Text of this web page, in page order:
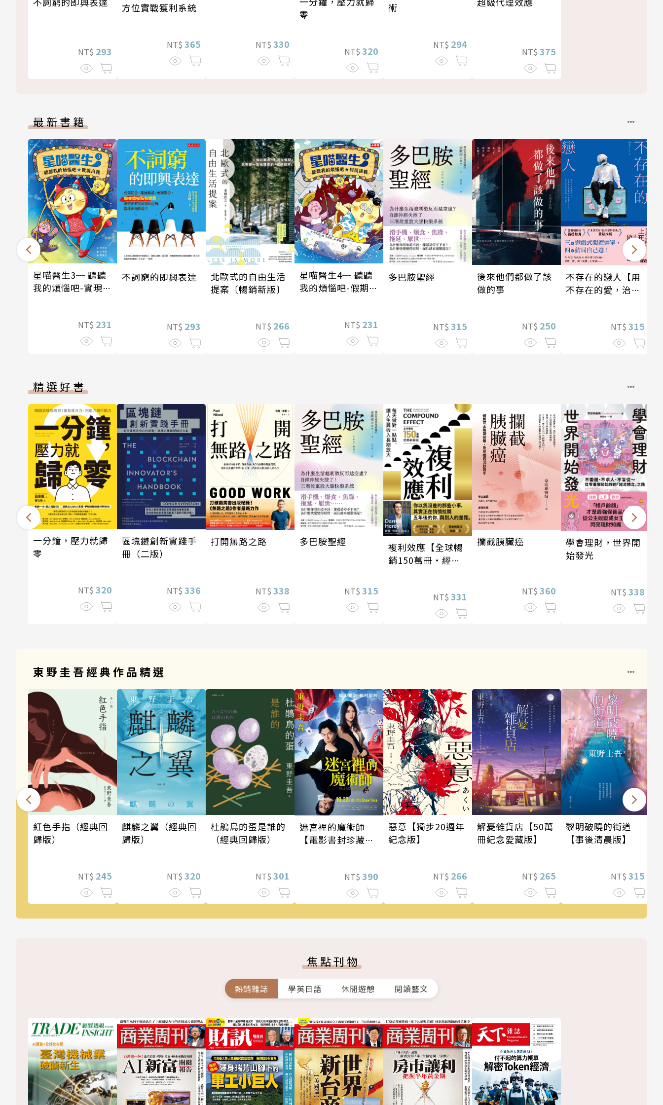
NT$ 293
方位實戰獲利系統
NT$ 365 NT$ 330
零
NT$ 320
術
NT$ 294
NT$ 375
最新書籍
星喵醫生3─ 聽聽
我的煩惱吧-實現自
NT$ 231
不詞窮的即興表達
NT$ 293
北歐式的自由生活
提案〔暢銷新版〕
NT$ 266
星喵醫生4─ 聽聽
我的煩惱吧-假期挑
NT$ 231
多巴胺聖經
NT$ 315
後來他們都做了該
做的事
NT$ 250
不存在的戀人【用
不存在的愛，治癒
NT$ 315
精選好書
一分鐘，壓力就歸
零
NT$ 320
區塊鏈創新實踐手
冊（二版）
NT$ 336
打開無路之路
NT$ 338
多巴胺聖經
NT$ 315
複利效應【全球暢
銷150萬冊・經典
NT$ 331
攔截胰臟癌
NT$ 360
學會理財，世界開
始發光
NT$ 338
東野圭吾經典作品精選
紅色手指（經典回
歸版）
NT$ 245
麒麟之翼（經典回
歸版）
NT$ 320
杜鵑鳥的蛋是誰的
（經典回歸版）
NT$ 301
迷宮裡的魔術師
【電影書封珍藏
NT$ 390
惡意【獨步20週年
紀念版】
NT$ 266
解憂雜貨店【50萬
冊紀念愛藏版】
NT$ 265
黎明破曉的街道
【事後清晨版】
NT$ 315
焦點刊物
熱銷雜誌 學英日語 休閒遊憩 閱讀藝文